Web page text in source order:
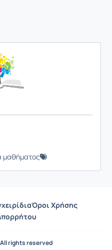
μαθήματος
Όροι Χρήσης
rights reserved